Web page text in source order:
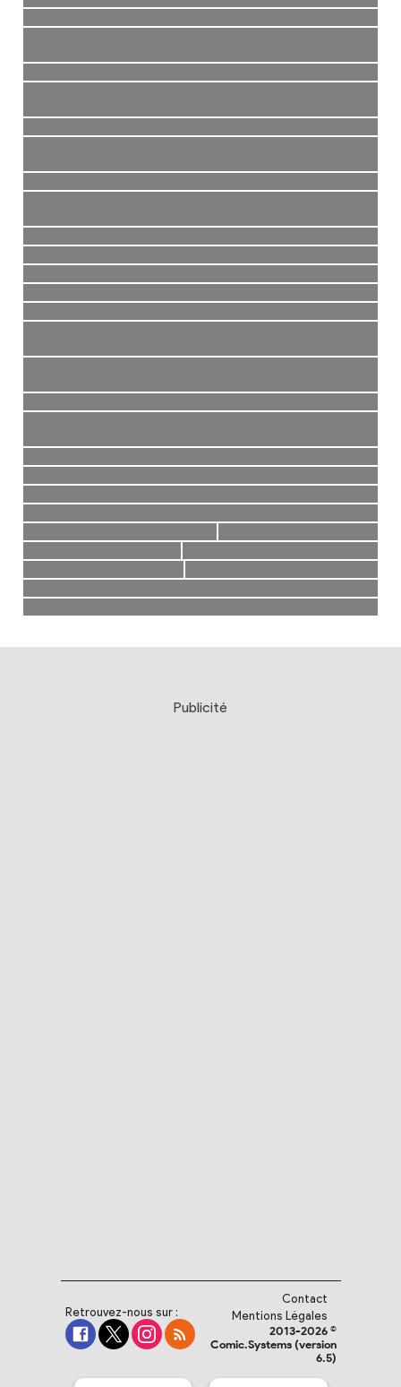
Publicité
Retrouvez-nous sur :
Contact
Mentions Légales
2013-2026 ©
Comic.Systems (version
6.5)